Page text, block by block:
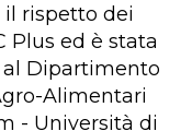
rispetto dei
Plus ed è stata
Dipartimento
Alimentari
- Università di